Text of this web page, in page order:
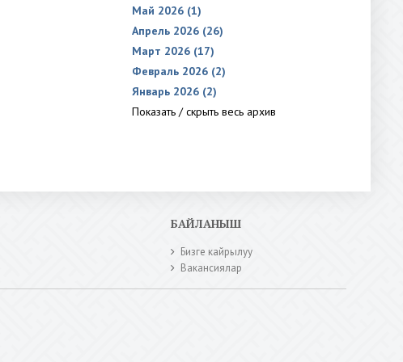
Май 2026 (1)
Апрель 2026 (26)
Март 2026 (17)
Февраль 2026 (2)
Январь 2026 (2)
Показать / скрыть весь архив
БАЙЛАНЫШ
Бизге кайрылуу
Вакансиялар